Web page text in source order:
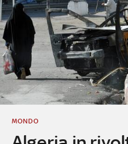
MONDO